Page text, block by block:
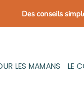
Des conseils
LES MAMANS LE